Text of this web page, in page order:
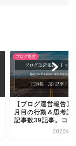
ブログ運営
【ブログ運営報告】
月目の行動＆思考記
記事数39記事。コロ
2020年4